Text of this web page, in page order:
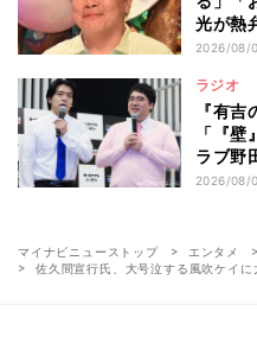
光が熱
る”功績
2026/08/
ラジオ
『有
「『
ラブ野
2026/08/
マイナビニューストップ エンタメ
佐久間宣行氏、大号泣する風吹ケイに